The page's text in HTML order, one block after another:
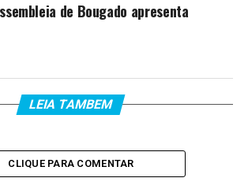
de Bougado apresenta
LEIA TAMBEM
CLIQUE PARA COMENTAR